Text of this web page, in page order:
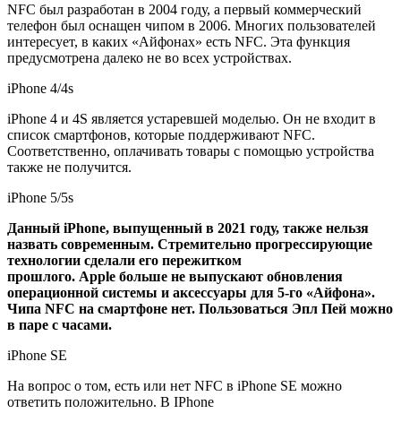
NFC был разработан в 2004 году, а первый коммерческий
телефон был оснащен чипом в 2006. Многих пользователей
интересует, в каких «Айфонах» есть NFC. Эта функция
предусмотрена далеко не во всех устройствах.
iPhone 4/4s
iPhone 4 и 4S является устаревшей моделью. Он не входит в
список смартфонов, которые поддерживают NFC.
Соответственно, оплачивать товары с помощью устройства
также не получится.
iPhone 5/5s
Данный iPhone, выпущенный в 2021 году, также нельзя
назвать современным. Стремительно прогрессирующие
технологии сделали его пережитком
прошлого. Apple больше не выпускают обновления
операционной системы и аксессуары для 5-го «Айфона».
Чипа NFC на смартфоне нет. Пользоваться Эпл Пей можно
в паре с часами.
iPhone SE
На вопрос о том, есть или нет NFC в iPhone SE можно
ответить положительно. В IPhone